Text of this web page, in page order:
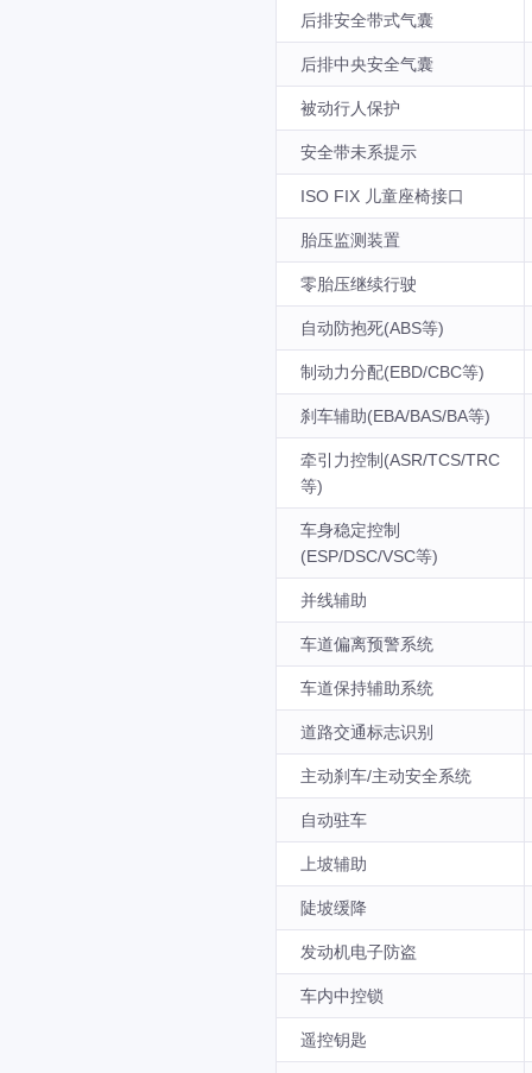
后排安全带式气囊
后排中央安全气囊
被动行人保护
安全带未系提示
ISO FIX 儿童座椅接口
胎压监测装置
零胎压继续行驶
自动防抱死(ABS等)
制动力分配(EBD/CBC等)
刹车辅助(EBA/BAS/BA等)
牵引力控制(ASR/TCS/TRC
等)
车身稳定控制
(ESP/DSC/VSC等)
并线辅助
车道偏离预警系统
车道保持辅助系统
道路交通标志识别
主动刹车/主动安全系统
自动驻车
上坡辅助
陡坡缓降
发动机电子防盗
车内中控锁
遥控钥匙